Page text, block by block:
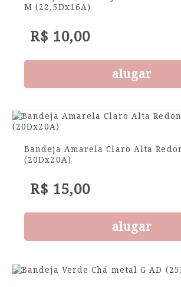
M (22,5Dx16A)
R$ 10,00
alugar
Bandeja Amarela Claro Alta
(20Dx20A)
R$ 15,00
alugar